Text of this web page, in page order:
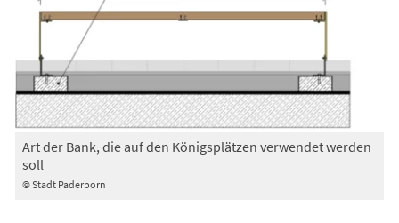
© Stadt Paderborn
Art der Bank, die auf den Königsplätzen verwendet werden
soll